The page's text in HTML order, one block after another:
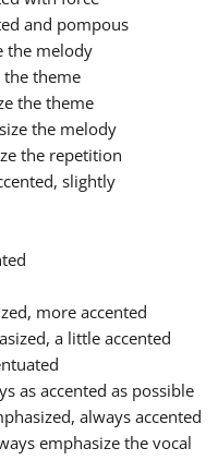
and pompous
the melody
the theme
the theme
the melody
the repetition
slightly
more accented
a little accented
as accented as possible
always accented
emphasize the vocal